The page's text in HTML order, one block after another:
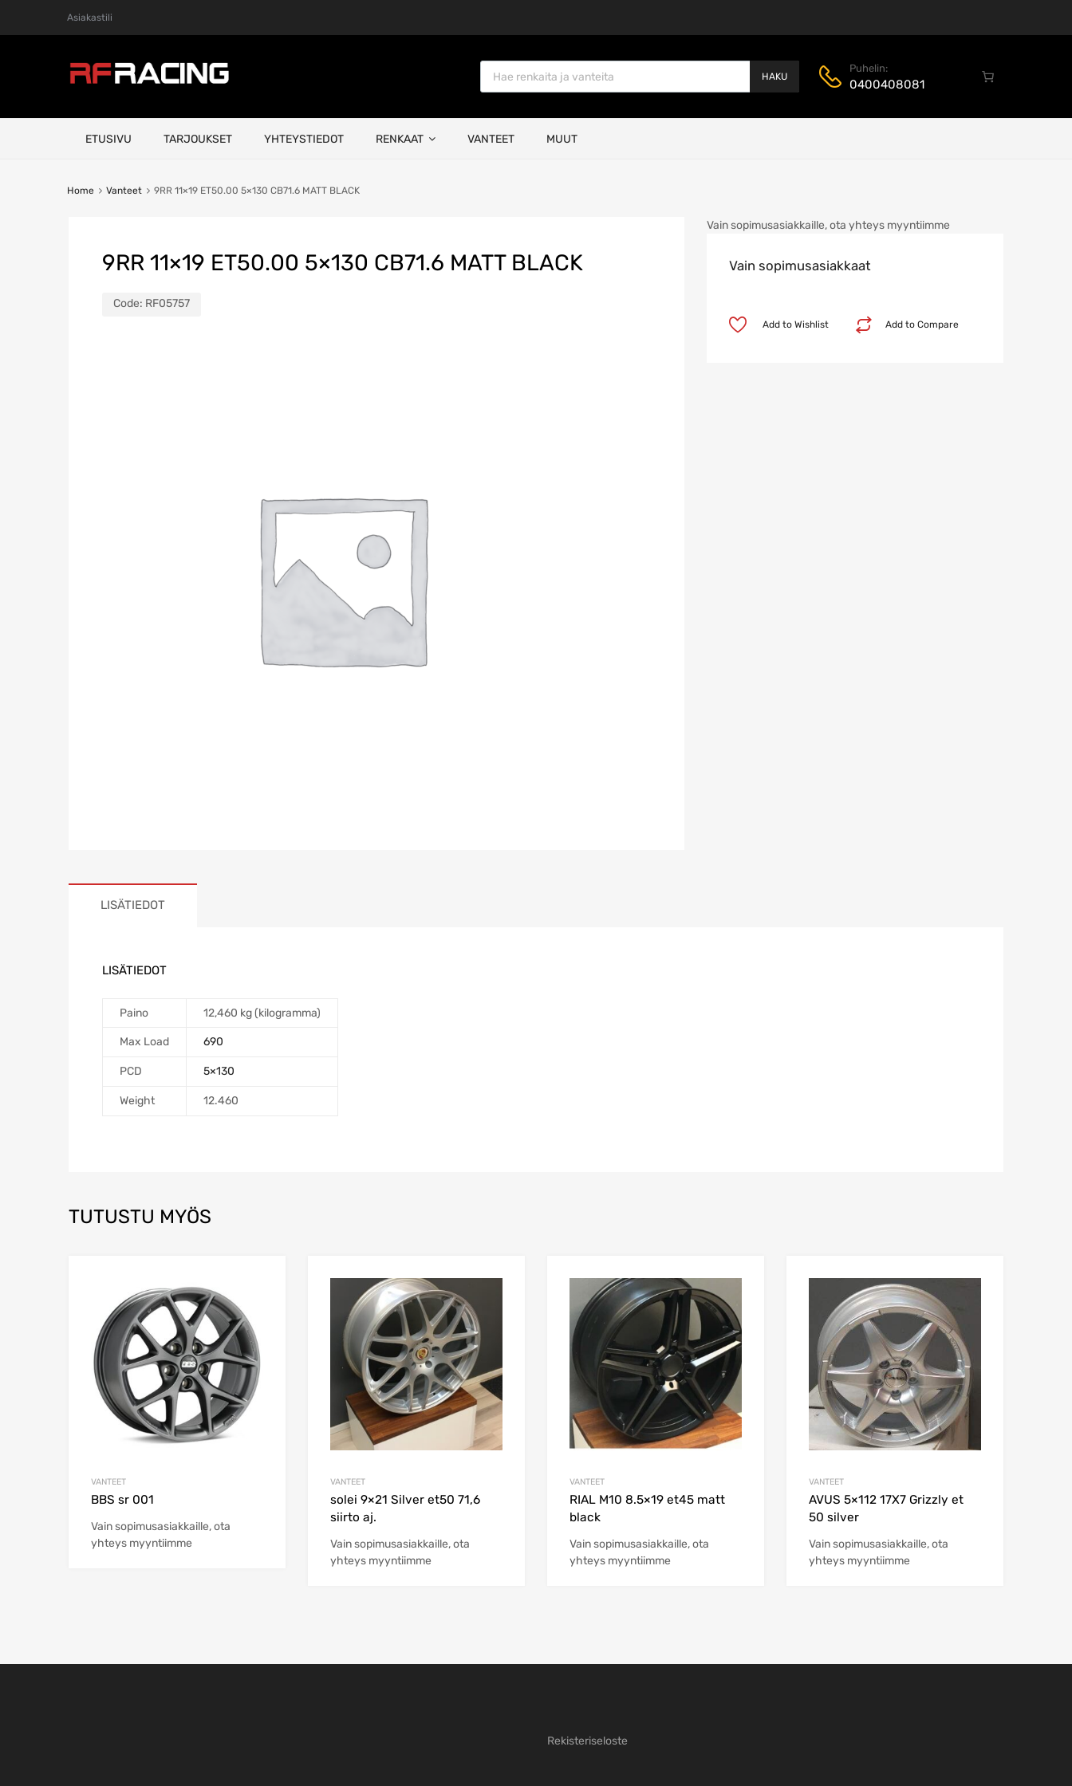
Asiakastili
Products search
HAKU
Puhelin:
0400408081
ETUSIVU TARJOUKSET YHTEYSTIEDOT RENKAAT VANTEET MUUT
Home Vanteet 9RR 11×19 ET50.00 5×130 CB71.6 MATT BLACK
9RR 11×19 ET50.00 5×130 CB71.6 MATT BLACK
Code: RF05757
Vain sopimusasiakkaille, ota yhteys myyntiimme
Vain sopimusasiakkaat
Add to Compare
Add to Wishlist
LISÄTIEDOT
LISÄTIEDOT
Paino 12,460 kg (kilogramma)
Max Load 690
PCD 5×130
Weight 12.460
TUTUSTU MYÖS
VANTEET
BBS sr 001
Vain sopimusasiakkaille, ota
yhteys myyntiimme
VANTEET
solei 9×21 Silver et50 71,6
siirto aj.
Vain sopimusasiakkaille, ota
yhteys myyntiimme
VANTEET
RIAL M10 8.5×19 et45 matt
black
Vain sopimusasiakkaille, ota
yhteys myyntiimme
VANTEET
AVUS 5×112 17X7 Grizzly et
50 silver
Vain sopimusasiakkaille, ota
yhteys myyntiimme
Rekisteriseloste